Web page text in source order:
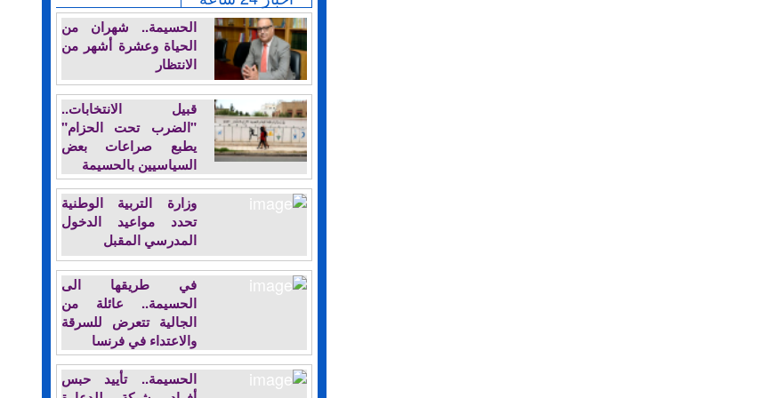
الحسيمة.. شهران من
الحياة وعشرة أشهر من
الانتظار
قبيل الانتخابات..
"الضرب تحت الحزام"
يطبع صراعات بعض
السياسيين بالحسيمة
وزارة التربية الوطنية
تحدد مواعيد الدخول
المدرسي المقبل
في طريقها الى
الحسيمة.. عائلة من
الجالية تتعرض للسرقة
والاعتداء في فرنسا
الحسيمة.. تأييد حبس